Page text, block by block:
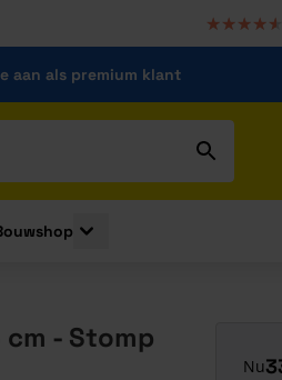
★★★★★
★★★★★
aan als premium klant
submenu for Bestrating
Toggle submenu for
cm - Stomp
Nu